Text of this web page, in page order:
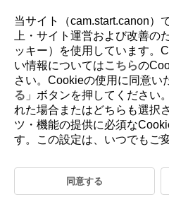
D180-065
フリッカーレス撮影
蛍光灯などの光源下で、速いシャッ
の点滅（明滅）によるちらつき（フリ
出差が生じたり、連続撮影を行った
当サイト（cam.start.canon）
上・サイト運営および改善の
ッキー）を使用しています。
い情報についてはこちらの
さい。Cookieの使用に同意い
る 」ボタンを押してください
れた場合またはどちらも選択
ツ・機能の提供に必須な
す。この設定は、いつでもご
同意する